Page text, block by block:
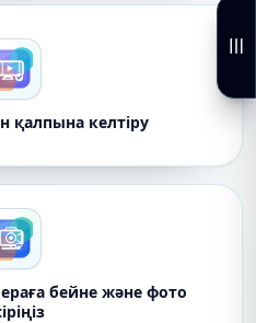
қалпына келтіру
бейне және фото